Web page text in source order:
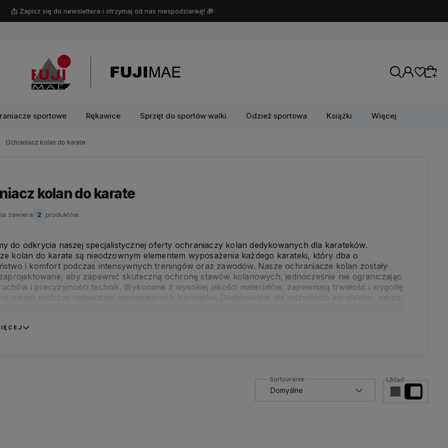
📩 Zapisz się do newslettera i otrzymaj od nas niespodziankę! 🎁
sportowe Rękawice Sprzęt do sportów walki Odzież sportowa Książki Więcej
Ochraniacz kolan do karate
kolan do karate
zawiera 2 produktów
do odkrycia naszej specjalistycznej oferty ochraniaczy kolan dedykowanych dla karateków.
kolan do karate są nieodzownym elementem wyposażenia każdego karateki, który dba o
i komfort podczas intensywnych treningów oraz zawodów. Nasze ochraniacze kolan zostały
aby zapewnić skuteczną ochronę stawów kolanowych, jednocześnie nie ograniczając
i precyzyjności technik. Wykonane z wysokiej jakości materiałów, zapewniają trwałość i wygodę
nawet podczas najbardziej wymagających treningów. Dedykowane dla wszystkich karateków, nasze
Układ